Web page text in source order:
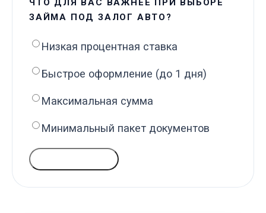
ЧТО ДЛЯ ВАС ВАЖНЕЕ ПРИ ВЫБОРЕ
ЗАЙМА ПОД ЗАЛОГ АВТО?
Низкая процентная ставка
Быстрое оформление (до 1 дня)
Максимальная сумма
Минимальный пакет документов